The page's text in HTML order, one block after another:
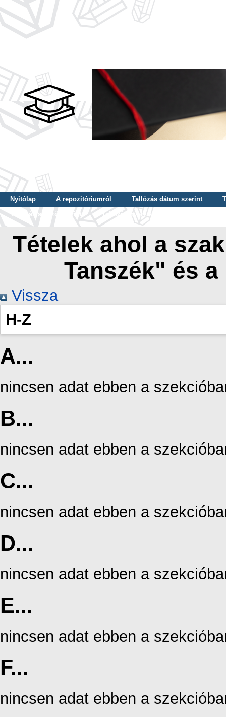
Nyitólap A repozitóriumról Tallózás dátum szerint
Tallózás szerző szerint
Tallózás nyelv szerint
Tételek ahol a
Tanszék" és
Vissza
H-Z
A...
nincsen adat ebben a
B...
nincsen adat ebben a
C...
nincsen adat ebben a
D...
nincsen adat ebben a
E...
nincsen adat ebben a
F...
nincsen adat ebben a